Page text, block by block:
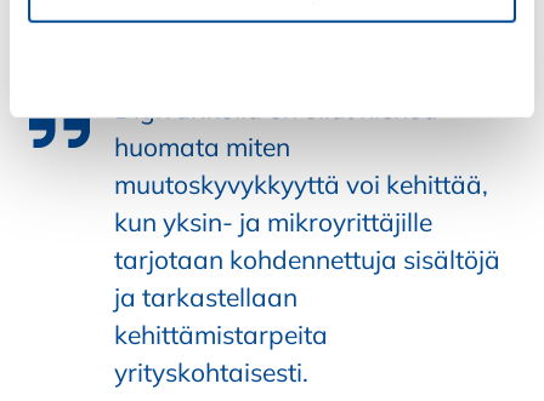
Onneksemme meillä on osaavia, aktiivisia ja sitkeitä
Digivarikolla on ollut hienoa
huomata miten
muutoskyvykkyyttä voi kehittää,
kun yksin- ja mikroyrittäjille
tarjotaan kohdennettuja sisältöjä
ja tarkastellaan
kehittämistarpeita
yrityskohtaisesti.